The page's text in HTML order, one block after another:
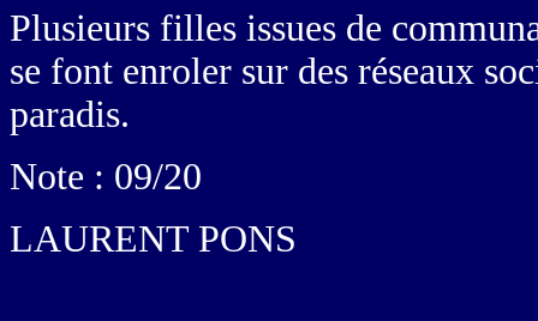
Plusieurs filles issues de
se font enroler sur des réseaux
paradis.
Note : 09/20
LAURENT PONS